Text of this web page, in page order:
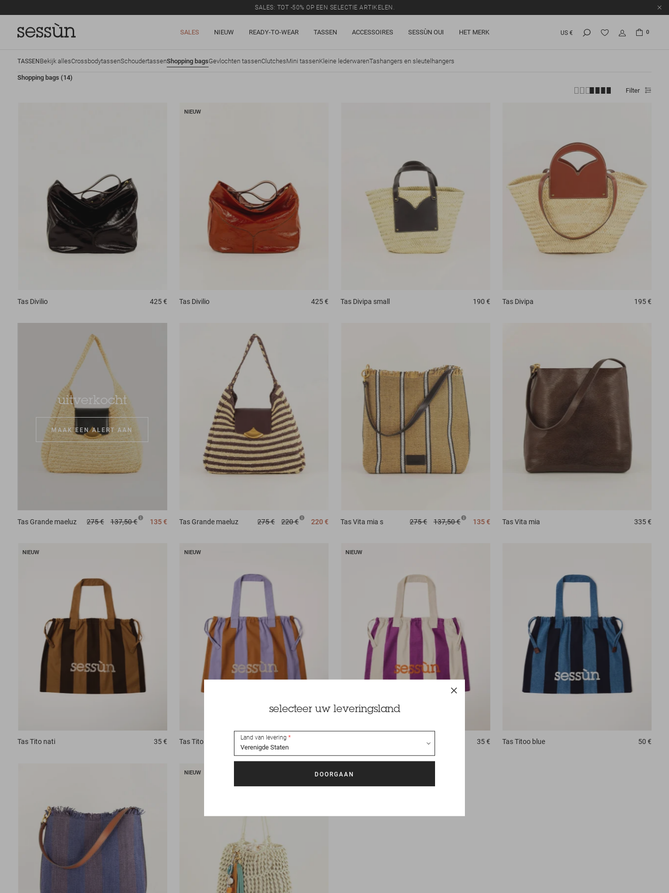
SALES: TOT -50% OP EEN SELECTIE ARTIKELEN.
SALES NIEUW READY-TO-WEAR TASSEN ACCESSOIRES SESSÙN OUI HET MERK US € 0
TASSEN Bekijk allesCrossbodytassenSchoudertassenShopping bagsGevlochten tassenClutchesMini tassenKleine lederwarenTashangers en sleutelhangers
Shopping bags (14)
Filter
Tas Divilio 425 €
NIEUW
Tas Divilio 425 € Tas Divipa small 190 € Tas Divipa 195 €
uitverkocht
MAAK EEN ALERT AAN
Tas Grande maeluz 275 € 137,50 € 135 € Tas Grande maeluz 275 € 220 € 220 € TasVita mia s 275 € 137,50 € 135 € Tas Vita mia 335 €
NIEUW
TasTito nati 35 €
NIEUW
Tas Tito nati
NIEUW
35 € Tas Titoo blue 50 €
NIEUW
selecteer uw leveringsland
Land van levering